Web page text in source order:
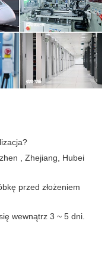
, Zhejiang, Hubei
przed złożeniem
wewnątrz 3 ~ 5 dni.